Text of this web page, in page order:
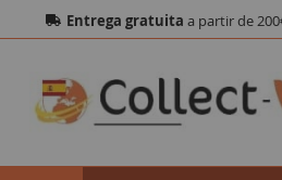
Entrega gratuita a partir de